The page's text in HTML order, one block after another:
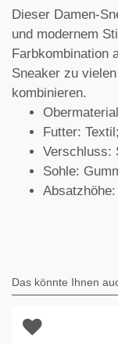
Dieser Damen-
und modernem
Farbkombination
Sneaker zu
kombinieren.
Futter:
Verschluss:
Sohle:
Das könnte Ihnen